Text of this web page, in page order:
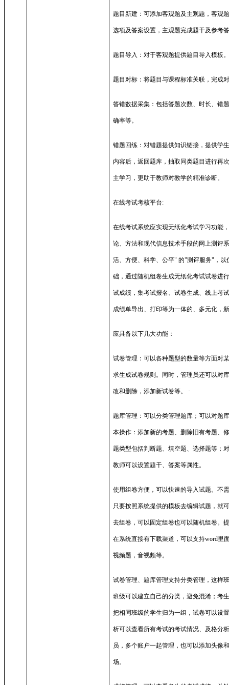
题目新建：可添加客观题及主观题，客观
选项及答案设置，主观题完成题干及参考
题目导入：对于客观题提供题目导入模板
题目对标：将题目与课程标准关联，完成
答错数据采集：包括答题次数、时长、错
确率等。
错题回练：对错题提供知识链接，提供学
内容后，返回题库，抽取同类题目进行再
主学习，更助于教师对教学的精准诊断。
在线考试考核平台:
在线考试系统应实现无纸化考试学习功能
论、方法和现代信息技术手段的网上测评
活、方便、科学、公平"的"测评服务" ，
础，通过随机组卷生成无纸化考试试卷进
试成绩，集考试报名、试卷生成、线上考
成绩单导出、打印等为一体的、多元化，
应具备以下几大功能：
试卷管理：可以各种题型的数量等方面对
求生成试卷规则。同时，管理员还可以对
改和删除，添加新试卷等。 ·
题库管理：可以分类管理题库；可以对题
本操作：添加新的考题、删除旧有考题、
题类型包括判断题、填空题、选择题等；
教师可以设置题干、答案等属性。
使用组卷方便，可以快速的导入试题。不
只要按照系统提供的模板去编辑试题，就
去组卷，可以固定组卷也可以随机组卷。
在系统直接有下载渠道，可以支持word里
视频题，音视频等。
试卷管理、题库管理支持分类管理，这样
班级可以建立自己的分类，避免混淆；考
把相同班级的学生归为一组，试卷可以设
析可以查看所有考试的考试情况、及格分
员，多个账户一起管理，也可以添加头像
场。